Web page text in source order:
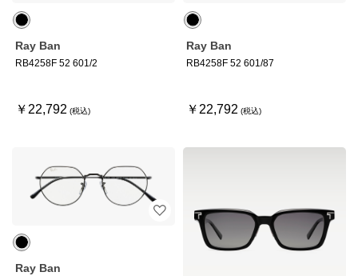
Ray Ban
RB4258F 52 601/2
￥22,792
Ray Ban
RB4258F 52 601/87
￥22,792
Ray Ban